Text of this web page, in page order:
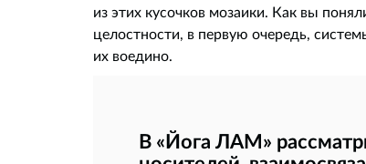
из этих кусочков мозаики. Как вы
целостности, в первую очередь,
их воедино.
В «Йога ЛАМ»